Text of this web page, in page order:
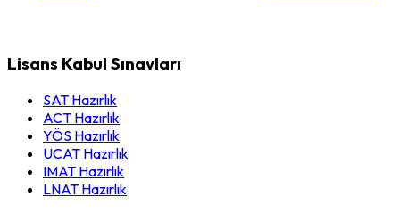
Lisans Kabul Sınavları
SAT Hazırlık
ACT Hazırlık
YÖS Hazırlık
UCAT Hazırlık
IMAT Hazırlık
LNAT Hazırlık